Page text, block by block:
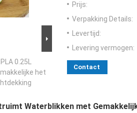
0.25L
het
Prijs:
Verpakking Details:
Levertijd:
Levering vermogen:
Contact
Waterblikken met